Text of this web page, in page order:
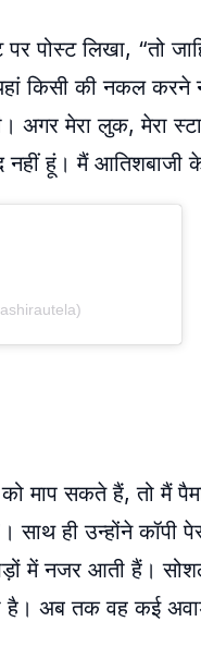
पोस्ट लिखा, “तो
यहां किसी की नकल
अगर मेरा लुक, मेरा
नहीं हूं। मैं
माप सकते हैं, तो मैं
साथ ही उन्होंने
में नजर आती हैं।
है। अब तक वह कई